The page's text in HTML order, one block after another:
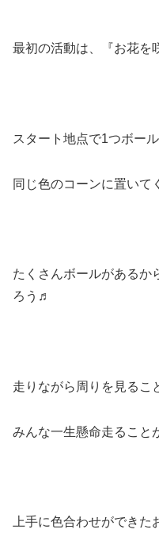
最初の活動は、『お花を
スタート地点で1つボー
同じ色のコーンに置いて
たくさんボールがあるか
ろう♬
走りながら周りを見るこ
みんな一生懸命走ること
上手に色合わせができた